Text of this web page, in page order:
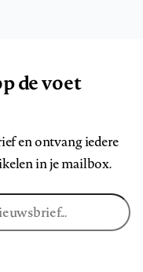
de voet
en ontvang iedere
in je mailbox.